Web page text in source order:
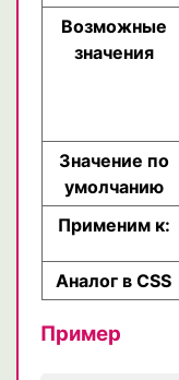
Возможные
значения
Значение по
умолчанию
Применим к:
Аналог в CSS
Пример